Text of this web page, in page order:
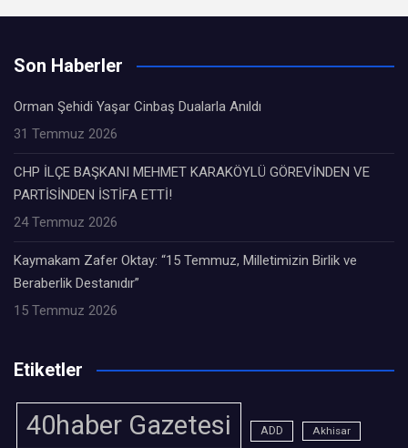
Son Haberler
Orman Şehidi Yaşar Cinbaş Dualarla Anıldı
31 Temmuz 2026
CHP İLÇE BAŞKANI MEHMET KARAKÖYLÜ GÖREVİNDEN VE
PARTİSİNDEN İSTİFA ETTİ!
24 Temmuz 2026
Kaymakam Zafer Oktay: “15 Temmuz, Milletimizin Birlik ve
Beraberlik Destanıdır”
15 Temmuz 2026
Etiketler
40haber Gazetesi ADD Akhisar